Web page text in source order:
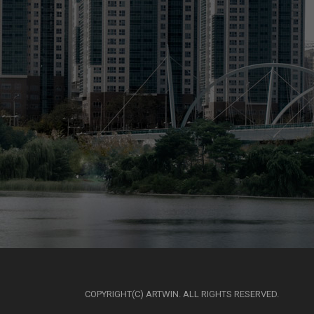
COPYRIGHT(C) ARTWIN. ALL RIGHTS RESERVED.